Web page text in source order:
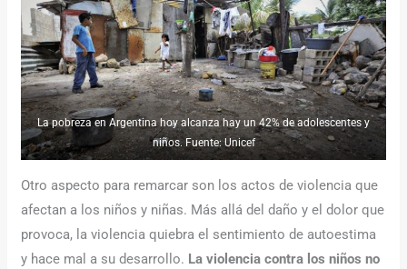
La pobreza en Argentina hoy alcanza hay un 42% de adolescentes y
niños. Fuente: Unicef
Otro aspecto para remarcar son los actos de violencia que
afectan a los niños y niñas. Más allá del daño y el dolor que
provoca, la violencia quiebra el sentimiento de autoestima
y hace mal a su desarrollo. La violencia contra los niños no